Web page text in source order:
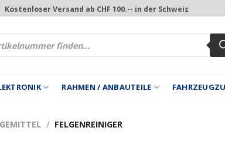
Kostenloser Versand ab CHF 100.-- in der Schweiz
RAHMEN / ANBAUTEILE
/ FELGENREINIGER